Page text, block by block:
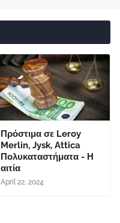
Πρόστιμα σε Leroy
Merlin, Jysk, Attica
Πολυκαταστήματα - Η
αιτία
April 22, 2024